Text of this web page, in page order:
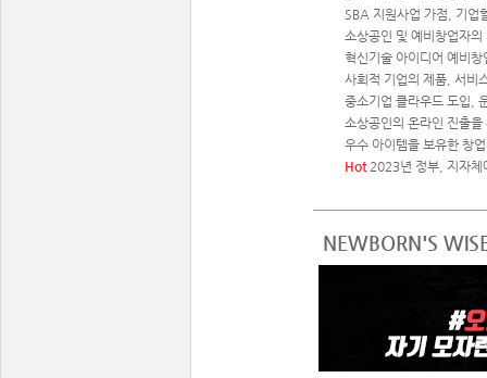
SBA 지원사업 가점, 기업
소상공인 및 예비창업자
혁신기술 아이디어 예비
사회적 기업의 제품, 서비
중소기업 클라우드 도입,
소상공인의 온라인 진출
우수 아이템을 보유한 창
Hot 2023년 정부, 지자체
NEWBORN'S